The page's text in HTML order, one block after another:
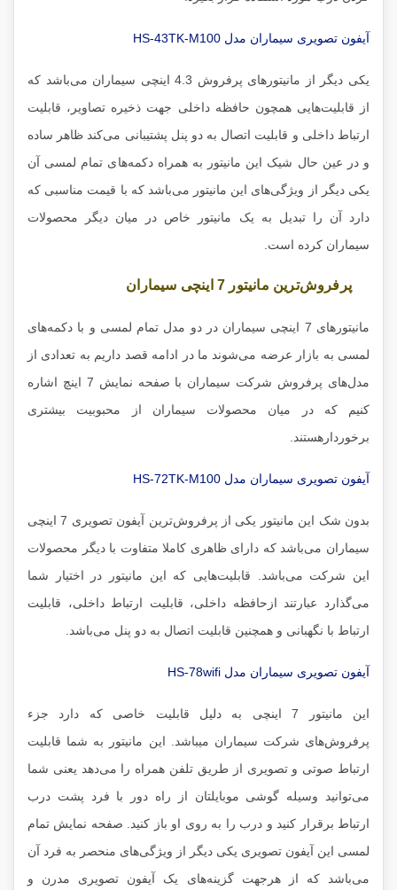
آیفون تصویری سیماران مدل HS-43TK-M100
یکی دیگر از مانیتور‌های پرفروش 4.3 اینچی سیماران می‌باشد که
از قابلیت‌هایی همچون حافظه داخلی جهت ذخیره تصاویر، قابلیت
ارتباط داخلی و قابلیت اتصال به دو پنل پشتیبانی می‌کند ظاهر ساده
و در عین حال شیک این مانیتور به همراه دکمه‌های تمام لمسی آن
یکی دیگر از ویژگی‌های این مانیتور می‌باشد که با قیمت مناسبی که
دارد آن را تبدیل به یک مانیتور خاص در میان دیگر محصولات
سیماران کرده است.
پرفروش‌ترین مانیتور 7 اینچی سیماران
مانیتورهای 7 اینچی سیماران در دو مدل تمام لمسی و با دکمه‌های
لمسی به بازار عرضه می‌شوند ما در ادامه قصد داریم به تعدادی از
مدل‌های پرفروش شرکت سیماران با صفحه نمایش 7 اینچ اشاره
کنیم که در میان محصولات سیماران از محبوبیت بیشتری
برخوردارهستند.
آیفون تصویری سیماران مدل HS-72TK-M100
بدون شک این مانیتور یکی از پرفروش‌ترین آیفون تصویری‌ 7 اینچی
سیماران می‌باشد که دارای ظاهری کاملا متفاوت با دیگر محصولات
این شرکت می‌باشد. قابلیت‌هایی که این مانیتور در اختیار شما
می‌گذارد عبارتند ازحافظه داخلی، قابلیت ارتباط داخلی، قابلیت
ارتباط با نگهبانی و همچنین قابلیت اتصال به دو پنل می‌باشد.
آیفون تصویری سیماران مدل HS-78wifi
این مانیتور 7 اینچی به دلیل قابلیت خاصی که دارد جزء
پرفروش‌های شرکت سیماران میباشد. این مانیتور به شما قابلیت
ارتباط صوتی و تصویری از طریق تلفن همراه را می‌دهد یعنی شما
می‌توانید وسیله گوشی موبایلتان از راه دور با فرد پشت درب
ارتباط برقرار کنید و درب را به روی او باز کنید. صفحه نمایش تمام
لمسی این آیفون تصویری یکی دیگر از ویژگی‌های منحصر به فرد آن
می‌باشد که از هرجهت گزینه‌های یک آیفون تصویری مدرن و